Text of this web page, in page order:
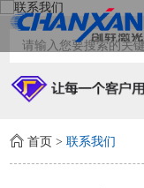
首页 >联系我们